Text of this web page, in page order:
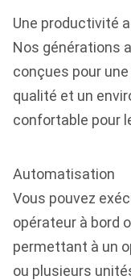
Une productivité
Nos générations
conçues pour
qualité et un
confortable pour
Automatisation
Vous pouvez
opérateur à bord
permettant à un
ou plusieurs